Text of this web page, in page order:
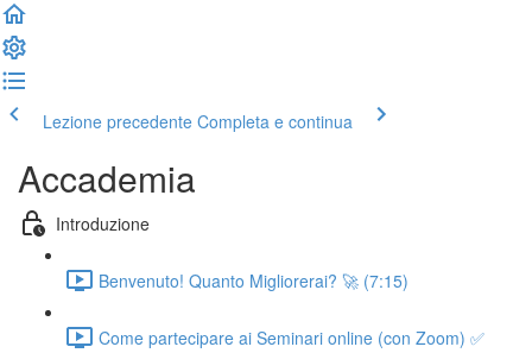
Lezione precedente Completa e continua
Accademia
Introduzione
Benvenuto! Quanto Migliorerai? 🚀 (7:15)
Come partecipare ai Seminari online (con Zoom) ✅